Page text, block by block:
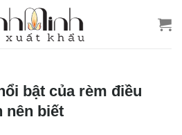
bật của rèm điều
nên biết